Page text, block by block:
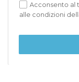
Acconsento al
alle condizioni